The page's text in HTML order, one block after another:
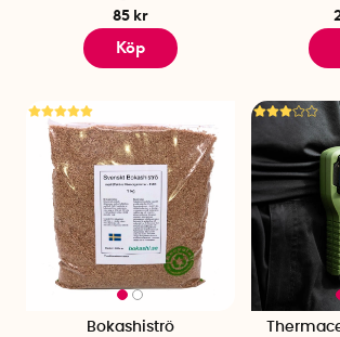
85 kr
Köp
Bokashiströ